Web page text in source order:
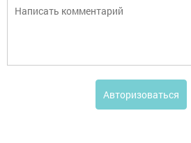
Авторизоваться